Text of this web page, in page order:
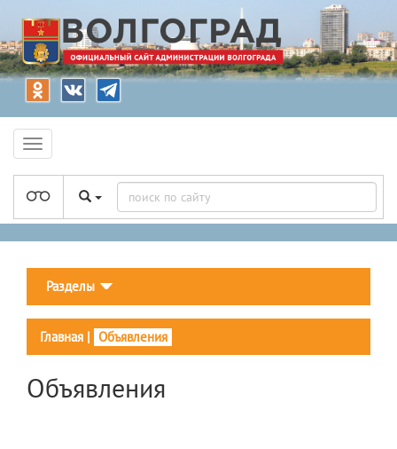
Разделы
Главная | Объявления
Объявления